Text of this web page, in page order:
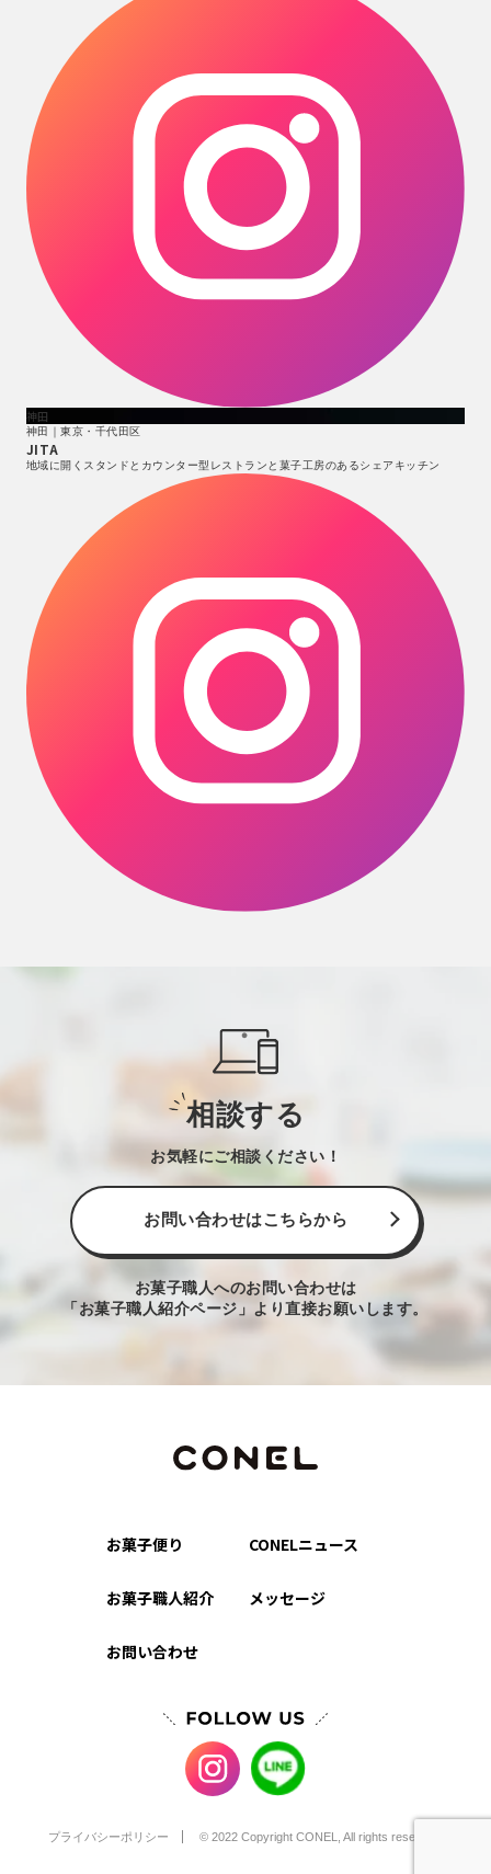
神田
神田｜東京・千代田区
JITA
地域に開くスタンドとカウンター型レストランと菓子工房のあるシェアキッチン
相談する
お気軽にご相談ください！
お問い合わせはこちらから
お菓子職人へのお問い合わせは
「お菓子職人紹介ページ」より直接お願いします。
お菓子便り CONELニュース
お菓子職人紹介 メッセージ
お問い合わせ
プライバシーポリシー © 2022 Copyright CONEL, All rights reserved.